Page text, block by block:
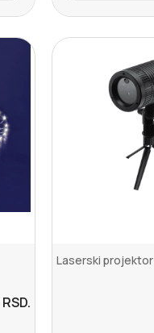
RSD.
Laserski projektor